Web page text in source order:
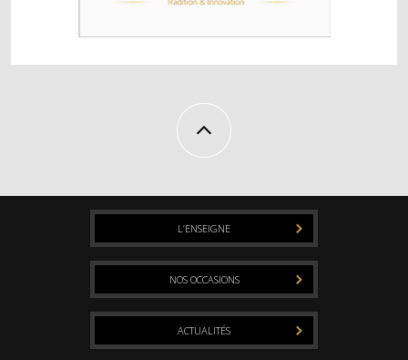
PIANOS À QUEUE
PIANOS NUMÉRIQUES
SERVICES
RÉGLAGE ET RÉPARATION
POSE DE SYSTÈME SILENCIEUX
LOCATION SIMPLE
L’ENSEIGNE
NOS OCCASIONS
ACTUALITÉS